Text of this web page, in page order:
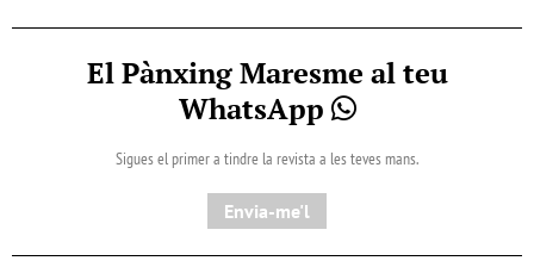
El Pànxing Maresme al teu
WhatsApp
Sigues el primer a tindre la revista a les teves mans.
Envia-me'l